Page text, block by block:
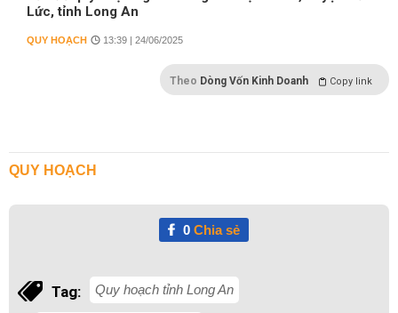
Lức, tỉnh Long An
QUY HOẠCH 13:39 | 24/06/2025
Theo Dòng Vốn Kinh Doanh Copy link
QUY HOẠCH
0Chia sẻ
Tag: Quy hoạch tỉnh Long An